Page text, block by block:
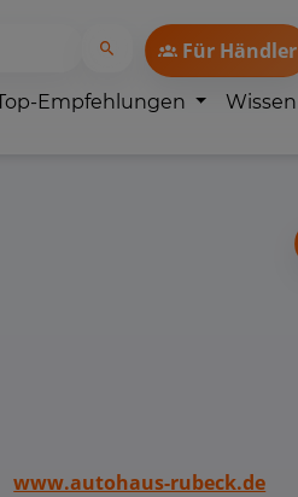
Für Händler
Empfehlungen Wissen
www.autohaus-rubeck.de